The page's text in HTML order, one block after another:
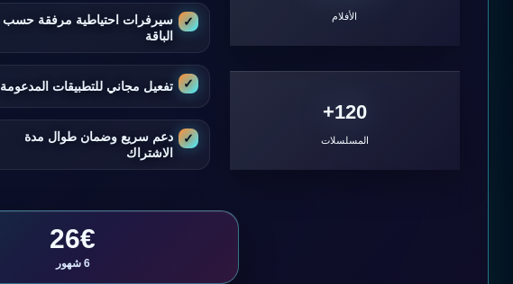
سيرفرات احتياطية مرفقة حسب
الباقة
تفعيل مجاني للتطبيقات المدعومة
دعم سريع وضمان طوال مدة
الاشتراك
الأفلام
120+
المسلسلات
26€
6 شهور